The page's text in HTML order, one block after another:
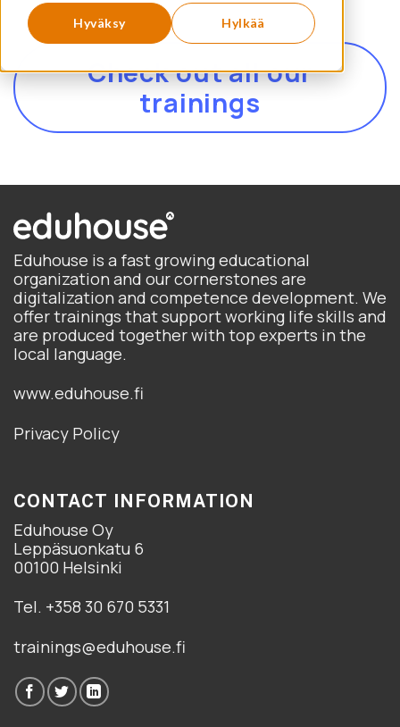
Hyväksy Hylkää
be
on
Check out all our
trainings
Eduhouse is a fast growing educational
organization and our cornerstones are
digitalization and competence development. We
offer trainings that support working life skills and
are produced together with top experts in the
local language.
www.eduhouse.fi
Privacy Policy
CONTACT INFORMATION
Eduhouse Oy
Leppäsuonkatu 6
00100 Helsinki
Tel. +358 30 670 5331
trainings@eduhouse.fi